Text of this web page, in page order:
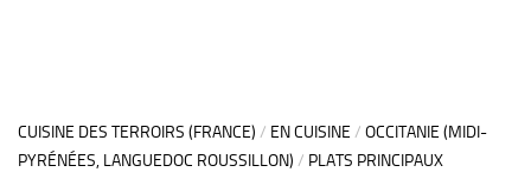
CUISINE DES TERROIRS (FRANCE) / EN CUISINE / OCCITANIE (MIDI-
PYRÉNÉES, LANGUEDOC ROUSSILLON) / PLATS PRINCIPAUX